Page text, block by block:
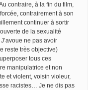
contraire, à la fin du film,
contrairement à son
continuer à sortir
de la sexualité
ne pas avoir
reste très objective)
tous ces
manipulatrice et non
et violent, voisin violeur,
racistes… Je ne dis pas